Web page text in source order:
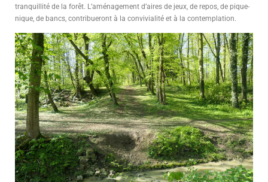
tranquillité de la forêt. L’aménagement d’aires de jeux, de repos, de pique-
nique, de bancs, contribueront à la convivialité et à la contemplation.